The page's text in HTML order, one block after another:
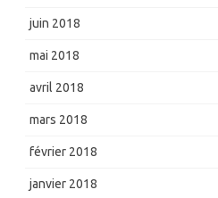
juin 2018
mai 2018
avril 2018
mars 2018
février 2018
janvier 2018